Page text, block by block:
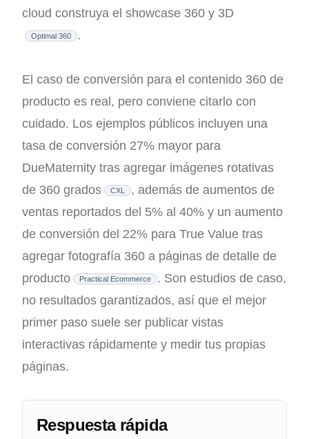
cloud construya el showcase 360 y 3D
Optimal 360 .
El caso de conversión para el contenido 360 de
producto es real, pero conviene citarlo con
cuidado. Los ejemplos públicos incluyen una
tasa de conversión 27% mayor para
DueMaternity tras agregar imágenes rotativas
de 360 grados
CXL
, además de aumentos de
ventas reportados del 5% al 40% y un aumento
de conversión del 22% para True Value tras
agregar fotografía 360 a páginas de detalle de
producto
Practical Ecommerce
. Son estudios de caso,
no resultados garantizados, así que el mejor
primer paso suele ser publicar vistas
interactivas rápidamente y medir tus propias
páginas.
Respuesta rápida